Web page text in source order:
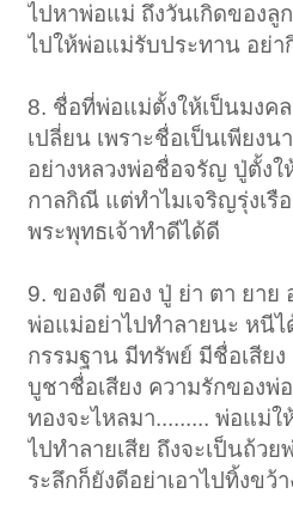
ไปหาพ่อแม่ ถึงวันเกิดของลู
ไปให้พ่อแม่รับประทาน อย่า
8. ชื่อที่พ่อแม่ตั้งให้เป็นมงค
เปลี่ยน เพราะชื่อเป็นเพียง
อย่างหลวงพ่อชื่อจรัญ ปู่ตั้ง
กาลกิณี แต่ทำไมเจริญรุ่งเรื
พระพุทธเจ้าทำดีได้ดี
9. ของดี ของ ปู่ ย่า ตา ยาย
พ่อแม่อย่าไปทำลายนะ หนี
กรรมฐาน มีทรัพย์ มีชื่อเสียง
บูชาชื่อเสียง ความรักของพ่
ทองจะไหลมา......... พ่อแม่ใ
ไปทำลายเสีย ถึงจะเป็นถ้ว
ระลึกก็ยังดีอย่าเอาไปทิ้งขว้า